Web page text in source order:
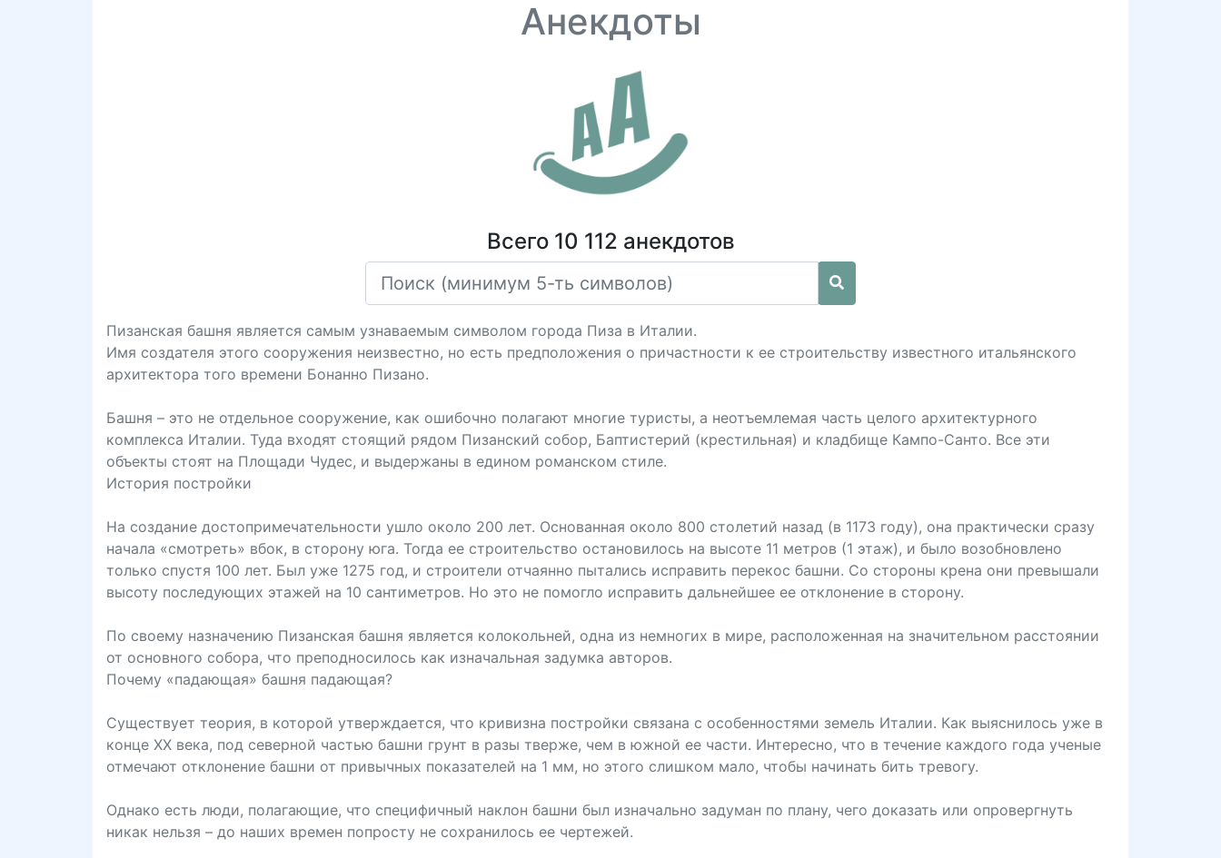
Анекдоты
Всего 10 112 анекдотов
Пизанская башня является самым узнаваемым символом города Пиза в Италии.
Имя создателя этого сооружения неизвестно, но есть предположения о причастности к ее строительству известного итальянского
архитектора того времени Бонанно Пизано.
Башня – это не отдельное сооружение, как ошибочно полагают многие туристы, а неотъемлемая часть целого архитектурного
комплекса Италии. Туда входят стоящий рядом Пизанский собор, Баптистерий (крестильная) и кладбище Кампо-Санто. Все эти
объекты стоят на Площади Чудес, и выдержаны в едином романском стиле.
История постройки
На создание достопримечательности ушло около 200 лет. Основанная около 800 столетий назад (в 1173 году), она практически сразу
начала «смотреть» вбок, в сторону юга. Тогда ее строительство остановилось на высоте 11 метров (1 этаж), и было возобновлено
только спустя 100 лет. Был уже 1275 год, и строители отчаянно пытались исправить перекос башни. Со стороны крена они превышали
высоту последующих этажей на 10 сантиметров. Но это не помогло исправить дальнейшее ее отклонение в сторону.
По своему назначению Пизанская башня является колокольней, одна из немногих в мире, расположенная на значительном расстоянии
от основного собора, что преподносилось как изначальная задумка авторов.
Почему «падающая» башня падающая?
Существует теория, в которой утверждается, что кривизна постройки связана с особенностями земель Италии. Как выяснилось уже в
конце XX века, под северной частью башни грунт в разы тверже, чем в южной ее части. Интересно, что в течение каждого года ученые
отмечают отклонение башни от привычных показателей на 1 мм, но этого слишком мало, чтобы начинать бить тревогу.
Однако есть люди, полагающие, что специфичный наклон башни был изначально задуман по плану, чего доказать или опровергнуть
никак нельзя – до наших времен попросту не сохранилось ее чертежей.